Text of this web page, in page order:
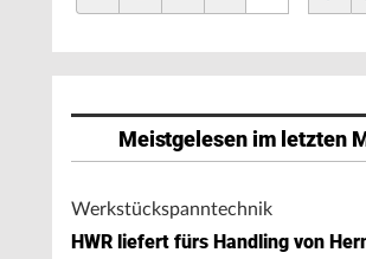
Fertigungsbetrieb unterstützen.
Meistgelesen im letzten
Werkstückspanntechnik
HWR liefert fürs Handling von